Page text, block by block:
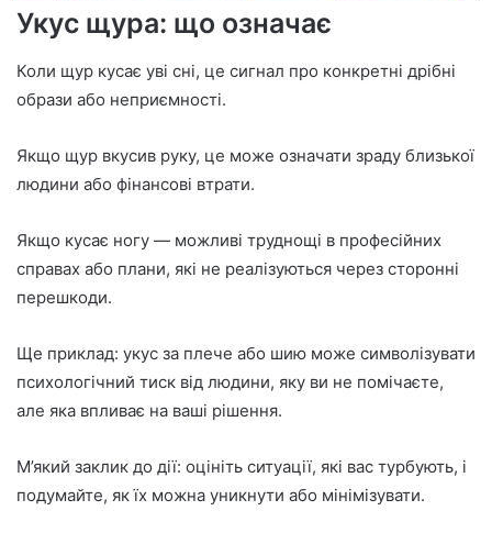
Укус щура: що означає
Коли щур кусає уві сні, це сигнал про конкретні дрібні
образи або неприємності.
Якщо щур вкусив руку, це може означати зраду близької
людини або фінансові втрати.
Якщо кусає ногу — можливі труднощі в професійних
справах або плани, які не реалізуються через сторонні
перешкоди.
Ще приклад: укус за плече або шию може символізувати
психологічний тиск від людини, яку ви не помічаєте,
але яка впливає на ваші рішення.
М’який заклик до дії: оцініть ситуації, які вас турбують, і
подумайте, як їх можна уникнути або мінімізувати.